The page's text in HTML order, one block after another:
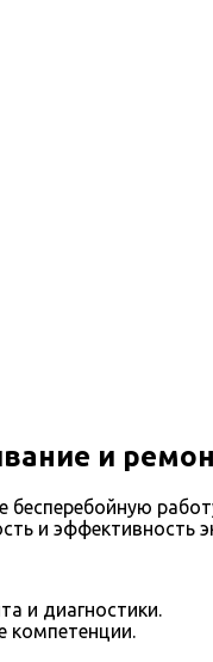
и
и эффективность
и диагностики.
компетенции.